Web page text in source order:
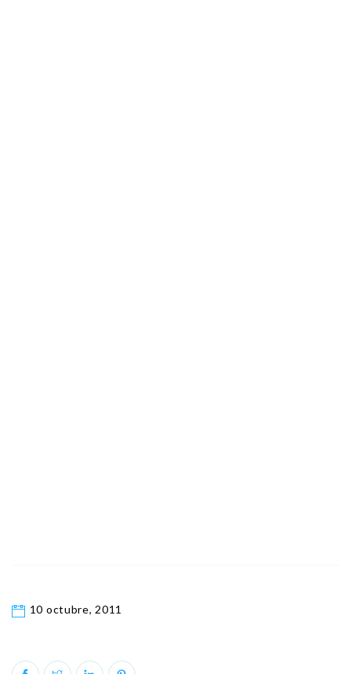
10 octubre, 2011